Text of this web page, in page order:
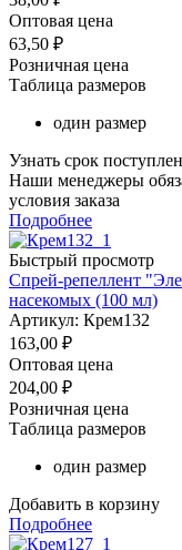
Оптовая цена
63,50 ₽
Розничная цена
Таблица размеров
один размер
Узнать срок
Наши менеджеры
условия заказа
Подробнее
Быстрый просмотр
Спрей-репеллент
насекомых (100 мл)
Артикул: Крем132
163,00 ₽
Оптовая цена
204,00 ₽
Розничная цена
Таблица размеров
один размер
Добавить в корзину
Подробнее